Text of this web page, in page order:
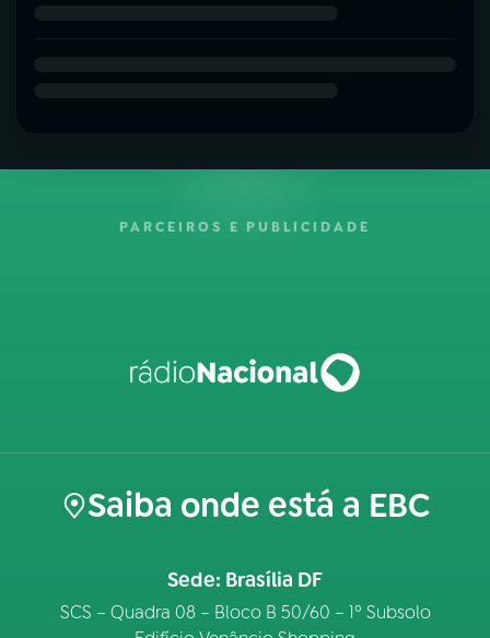
PARCEIROS E PUBLICIDADE
Saiba onde está a EBC
Sede: Brasília DF
SCS – Quadra 08 – Bloco B 50/60 – 1º Subsolo